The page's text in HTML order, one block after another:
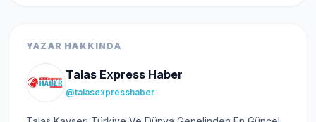
YAZAR HAKKINDA
Talas Express Haber
@talasexpresshaber